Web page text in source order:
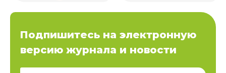
Подпишитесь на электронную
версию журнала и новости